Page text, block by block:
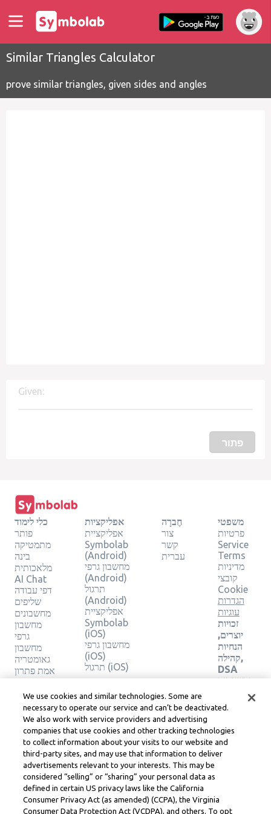
Similar Triangles Calculator
prove similar triangles, given sides and angles
Given:
פתור
כלי לימוד
פותר
מתמטיקה
בינה
מלאכותית
AI Chat
דפי עבודה
שליפים
מחשבונים
מחשבון
גרפי
מחשבון
גאומטריה
אמת פתרון
אפליקציות
אפליקציית
Symbolab
(Android)
מחשבון גרפי
(Android)
תרגול
(Android)
אפליקציית
Symbolab
(iOS)
מחשבון גרפי
(iOS)
תרגול (iOS)
חֶברָה
צור
קשר
עברית
משפטי
פרטיות
Service
Terms
מדיניות
קובצי
Cookie
הגדרות
עוגיות
זכויות
יוצרים,
הנחיות
קהילה,
DSA
ומשאבים
משפטיים
אחרים
משפטי
Learneo
תנאי
השירות
Symbolab, a Learneo, Inc. business
We use cookies and similar technologies. Some are
necessary to operate our service and can’t be deactivated.
We also work with service providers and advertising
companies that use cookies and other tracking technologies
to collect information about your visits to our website and
third-party sites, and may use that information to deliver
advertisements relevant to your interests. This may be
considered “selling” or “sharing” your personal data as
defined in certain US privacy laws like the California
Consumer Privacy Act (as amended) (CCPA), the Virginia
Consumer Data Protection Act (VCDPA), and others. To opt